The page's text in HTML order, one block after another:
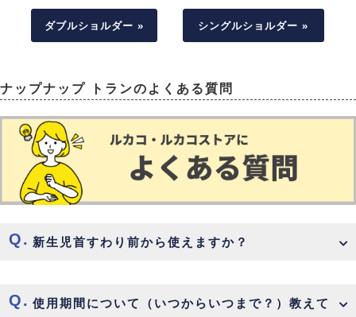
ダブルショルダー » シングルショルダー »
ナップナップ トランのよくある質問
新生児首すわり前から使えますか？
使用期間について（いつからいつまで？）教えて